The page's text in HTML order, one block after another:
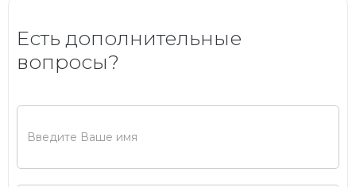
Есть дополнительные
вопросы?